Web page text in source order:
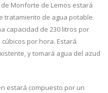
Monforte de Lemos estará
tratamiento de agua potable
capacidad de 230 litros por
por hora. Estará
y tomará agua del azud
estará compuesto por un